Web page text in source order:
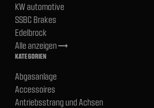
KW automotive
SSBC Brakes
Edelbrock
Alle anzeigentrending_flat
KATEGORIEN
Abgasanlage
Accessoires
Antriebsstrang und Achsen